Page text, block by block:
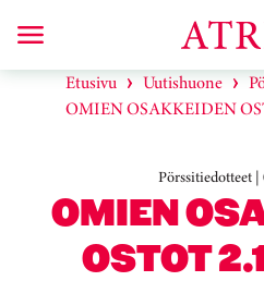
Etusivu Uutishuone
OMIEN OSAKKEIDEN
Pörssitiedotteet |
OMIEN
OSTOT